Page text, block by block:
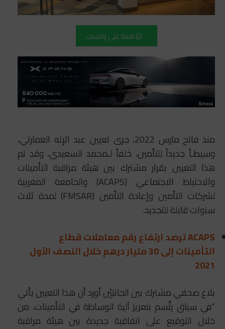
تابعنا على واتساب
منذ فاتح مارس 2022، جرى تعيين عبد الإله العمارتي،
وسيطـاً جديداً للتأمين، خلفاً لـمحمد السعيدي، وقد تم
هذا التعيين بقرار مشترك بين هيئة مراقبة التأمينات
والاحتياط الاجتماعي (ACAPS) والجامعة المغربية
لشركات التأمين وإعادة التأمين (FMSAR) لمدة ثلاث
سنوات قابلة للتجديد.
ACAPS ترصد ارتفاع رقم معاملات قطاع
التأمينات إلى 30 مليار درهم خلال النصف الأول
2021
بلاغ صحفي مشترك بين الجانبَيِْن أورد أن هذا التعيين يأتي
“في سياق يتَّسم بتعزيز آلية الوساطة في التأمينات، من
خلال التوقيع على اتفاقية جديدة بين هيئة مراقبة